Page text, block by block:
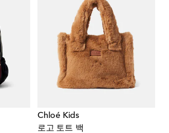
Chloé Kids
로고 토트 백